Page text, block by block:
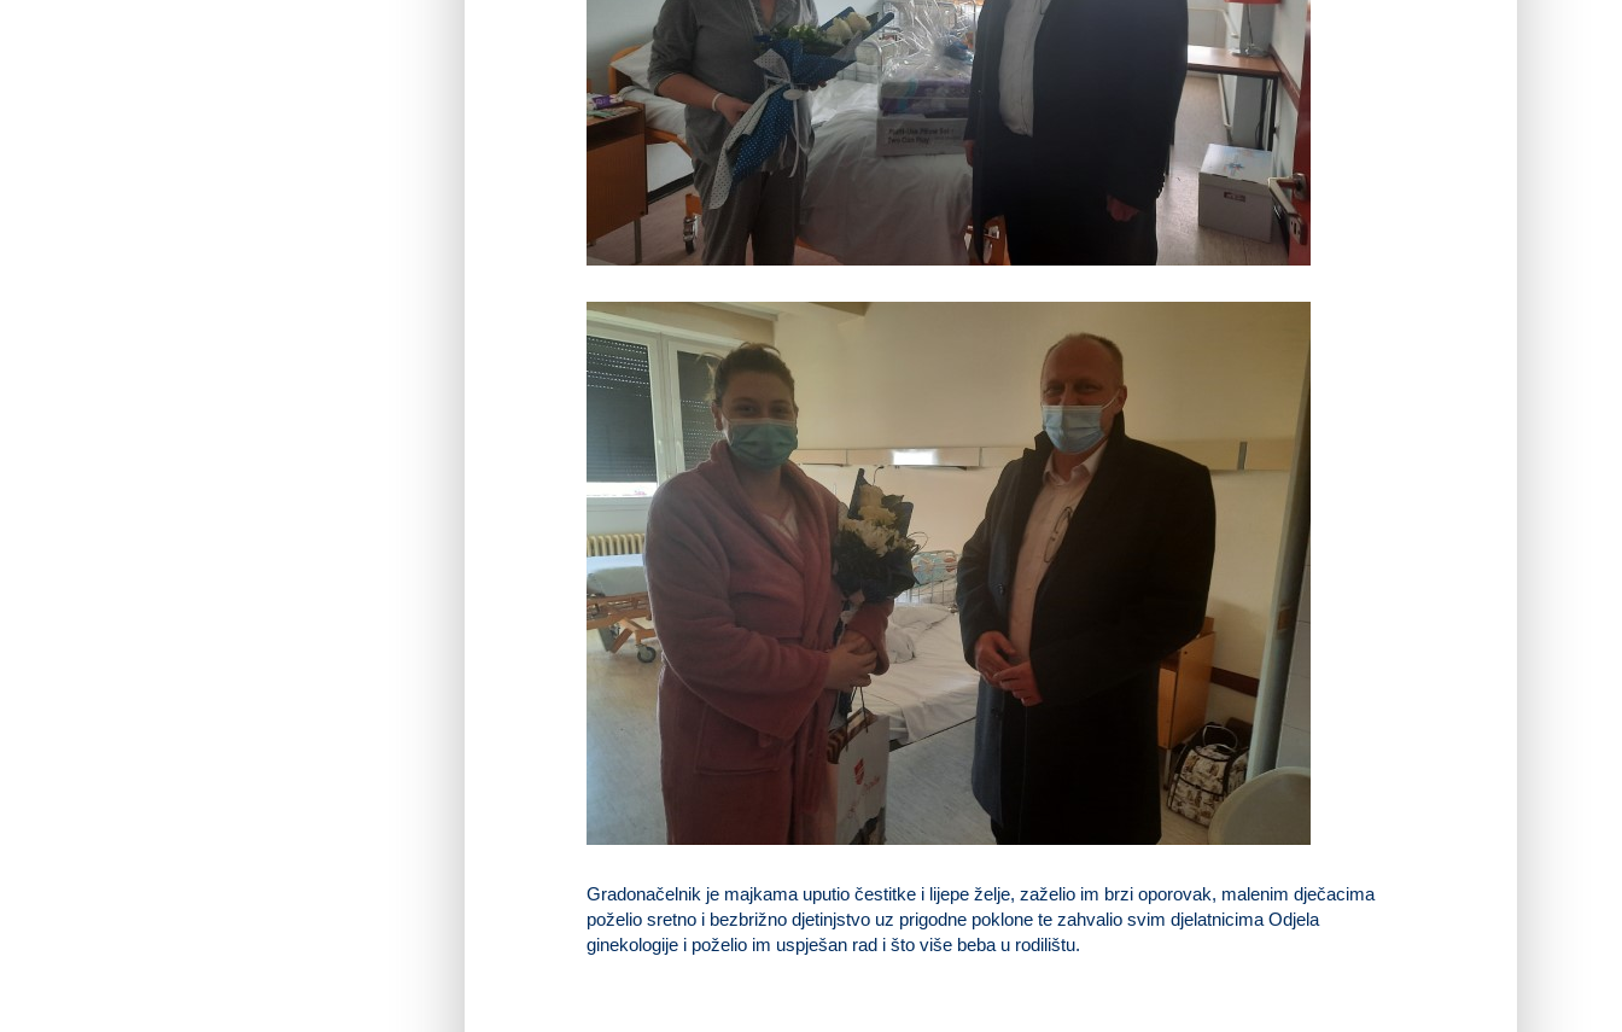
Gradonačelnik je majkama uputio čestitke i lijepe želje, zaželio im brzi oporovak, malenim dječacima
poželio sretno i bezbrižno djetinjstvo uz prigodne poklone te zahvalio svim djelatnicima Odjela
ginekologije i poželio im uspješan rad i što više beba u rodilištu.